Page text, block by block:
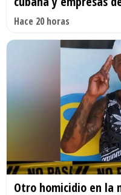
Hace 20 horas
Otro homicidio en la